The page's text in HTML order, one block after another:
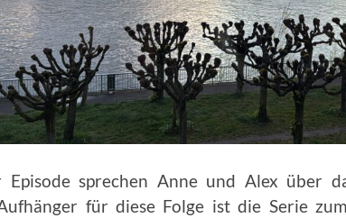
Episode sprechen Anne und Alex über
für diese Folge ist die Serie